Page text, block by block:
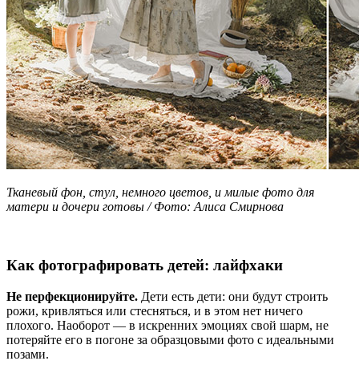
Тканевый фон, стул, немного цветов, и милые фото для
матери и дочери готовы / Фото: Алиса Смирнова
Как фотографировать детей: лайфхаки
Не перфекционируйте. Дети есть дети: они будут строить
рожи, кривляться или стесняться, и в этом нет ничего
плохого. Наоборот — в искренних эмоциях свой шарм, не
потеряйте его в погоне за образцовыми фото с идеальными
позами.